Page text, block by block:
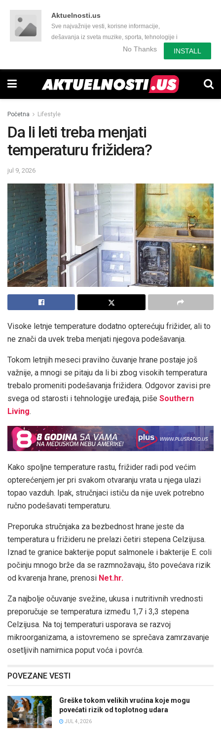
Aktuelnosti.us
Sve najvažnije vesti, korisne informacije,
dešavanja iz sveta muzike, sporta, tehnologije i
još mnogo toga zanimljivog.No Thanks INSTALL
Početna Lifestyle
Da li leti treba menjati
temperaturu frižidera?
jul 9, 2026
Visoke letnje temperature dodatno opterećuju frižider, ali to
ne znači da uvek treba menjati njegova podešavanja.
Tokom letnjih meseci pravilno čuvanje hrane postaje još
važnije, a mnogi se pitaju da li bi zbog visokih temperatura
trebalo promeniti podešavanja frižidera. Odgovor zavisi pre
svega od starosti i tehnologije uređaja, piše Southern
Living.
Kako spoljne temperature rastu, frižider radi pod većim
opterećenjem jer pri svakom otvaranju vrata u njega ulazi
topao vazduh. Ipak, stručnjaci ističu da nije uvek potrebno
ručno podešavati temperaturu.
Preporuka stručnjaka za bezbednost hrane jeste da
temperatura u frižideru ne prelazi četiri stepena Celzijusa.
Iznad te granice bakterije poput salmonele i bakterije E. coli
počinju mnogo brže da se razmnožavaju, što povećava rizik
od kvarenja hrane, prenosi Net.hr.
Za najbolje očuvanje svežine, ukusa i nutritivnih vrednosti
preporučuje se temperatura između 1,7 i 3,3 stepena
Celzijusa. Na toj temperaturi usporava se razvoj
mikroorganizama, a istovremeno se sprečava zamrzavanje
osetljivih namirnica poput voća i povrća.
POVEZANE VESTI
Greške tokom velikih vrućina koje mogu
povećati rizik od toplotnog udara
JUL 4, 2026